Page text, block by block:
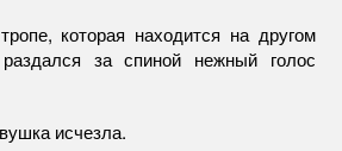
которая находится на другом
за спиной нежный голос
исчезла.